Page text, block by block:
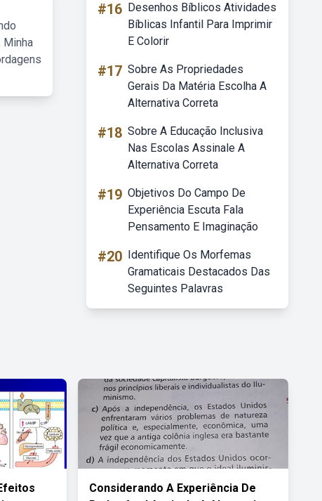
Minha
#16 Desenhos Bíblicos Atividades
Bíblicas Infantil Para Imprimir
E Colorir
#17 Sobre As Propriedades
Gerais Da Matéria Escolha A
Alternativa Correta
#18 Sobre A Educação Inclusiva
Nas Escolas Assinale A
Alternativa Correta
#19 Objetivos Do Campo De
Experiência Escuta Fala
Pensamento E Imaginação
#20 Identifique Os Morfemas
Gramaticais Destacados Das
Seguintes Palavras
Considerando A Experiência De